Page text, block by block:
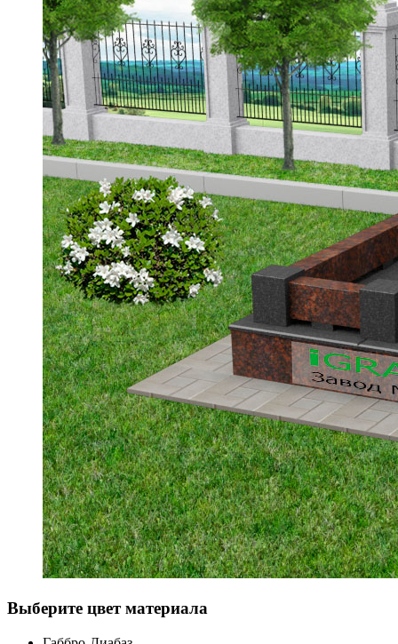
Выберите цвет материала